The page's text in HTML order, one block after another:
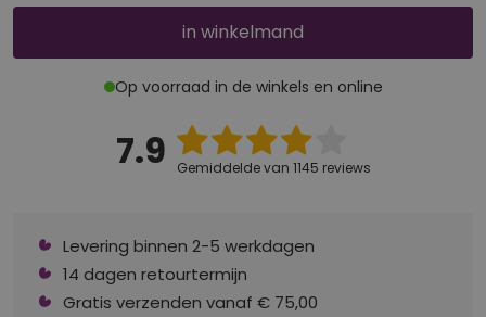
in winkelmand
Op voorraad in de winkels en online
7.9 Gemiddelde van 1145 reviews
Levering binnen 2-5 werkdagen
14 dagen retourtermijn
Gratis verzenden vanaf € 75,00